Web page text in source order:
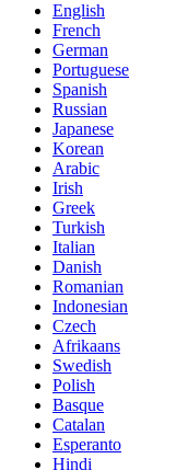
English
French
German
Portuguese
Spanish
Russian
Japanese
Korean
Arabic
Irish
Greek
Turkish
Italian
Danish
Romanian
Indonesian
Czech
Afrikaans
Swedish
Polish
Basque
Catalan
Esperanto
Hindi